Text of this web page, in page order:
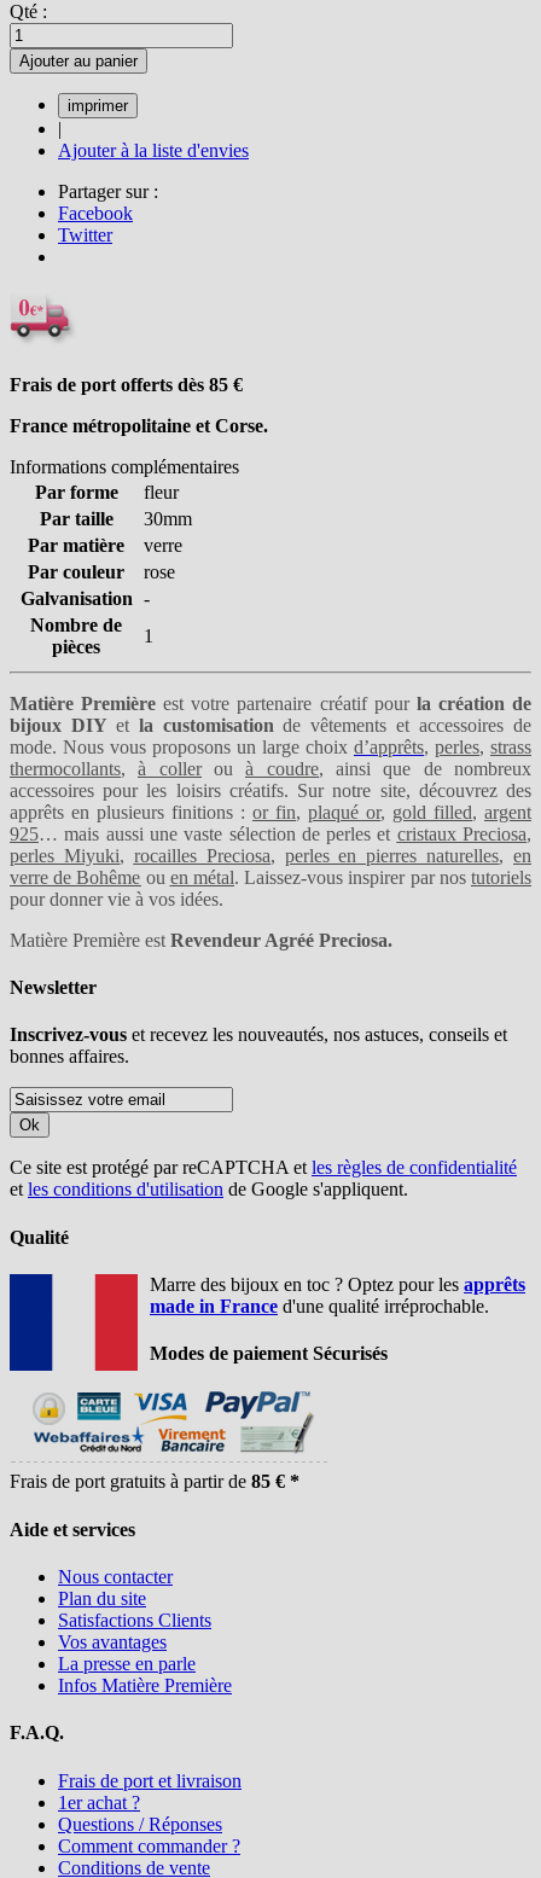
Qté :
Ajouter au panier
|
Ajouter à la liste d'envies
Partager sur :
Facebook
Twitter
Frais de port offerts dès 85 €
France métropolitaine et Corse.
Informations complémentaires
Par forme
fleur
Par taille
30mm
Par matière
verre
Par couleur
rose
Galvanisation -
Nombre de
pièces
1
Matière Première est votre partenaire créatif pourla création de
bijoux DIY etla customisation de vêtements et accessoires de
mode. Nous vous proposons un large choix d’apprêts, perles, strass
thermocollants,à collerouà coudre, ainsi que de nombreux
accessoires pour les loisirs créatifs. Sur notre site, découvrez des
apprêts en plusieurs finitions : or fin, plaqué or, gold filled, argent
925… mais aussi une vaste sélection de perles et cristaux Preciosa,
perles Miyuki, rocailles Preciosa, perles en pierres naturelles, en
verre de Bohême ou en métal. Laissez-vous inspirer par nostutoriels
pour donner vie à vos idées.
Matière Première est Revendeur Agréé Preciosa.
Newsletter
Inscrivez-vous et recevez les nouveautés, nos astuces, conseils et
bonnes affaires.
Ok
Ce site est protégé par reCAPTCHA etles règles de confidentialité
etles conditions d'utilisation de Google s'appliquent.
Qualité
Marre des bijoux en toc ? Optez pour les apprêts
made in France d'une qualité irréprochable.
Modes de paiement Sécurisés
Frais de port gratuits à partir de 85 € *
Aide et services
Nous contacter
Plan du site
Satisfactions Clients
Vos avantages
La presse en parle
Infos Matière Première
F.A.Q.
Frais de port et livraison
1er achat ?
Questions / Réponses
Comment commander ?
Conditions de vente